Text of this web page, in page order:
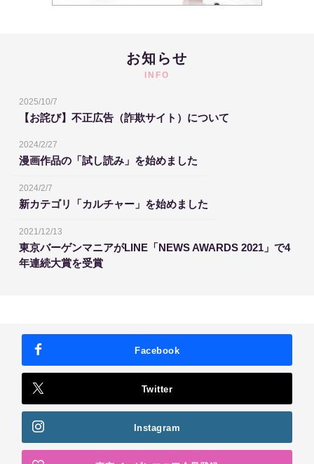
お知らせ
INFO
2025/10/7
【お詫び】不正広告（詐欺サイト）について
2024/2/27
漫画作品の「試し読み」を始めました
2024/2/7
新カテゴリ「カルチャー」を始めました
2021/12/13
東京バーゲンマニアがLINE「NEWS AWARDS 2021」で4
年連続大賞を受賞
Facebook
Twitter
Instagram